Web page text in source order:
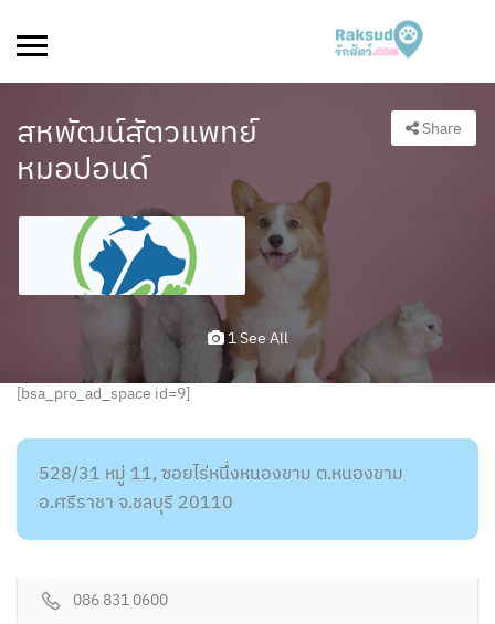
สหพัฒน์สัตวแพทย์
หมอปอนด์
Share
1 See All
[bsa_pro_ad_space id=9]
528/31 หมู่ 11, ซอยไร่หนึ่งหนองขาม ต.หนองขาม
อ.ศรีราชา จ.ชลบุรี 20110
086 831 0600